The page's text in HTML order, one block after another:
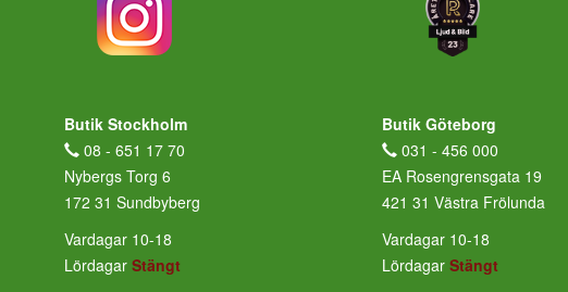
Butik Stockholm
08 - 651 17 70
Nybergs Torg 6
172 31 Sundbyberg
Vardagar 10-18
Lördagar Stängt
Butik Göteborg
031 - 456 000
EA Rosengrensgata 19
421 31 Västra Frölunda
Vardagar 10-18
Lördagar Stängt